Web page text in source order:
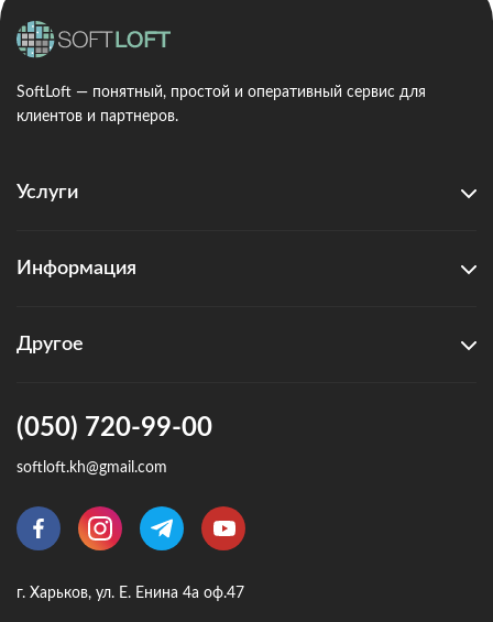
SoftLoft — понятный, простой и оперативный сервис для
клиентов и партнеров.
Услуги
Информация
Другое
(050) 720-99-00
softloft.kh@gmail.com
г. Харьков, ул. Е. Енина 4а оф.47